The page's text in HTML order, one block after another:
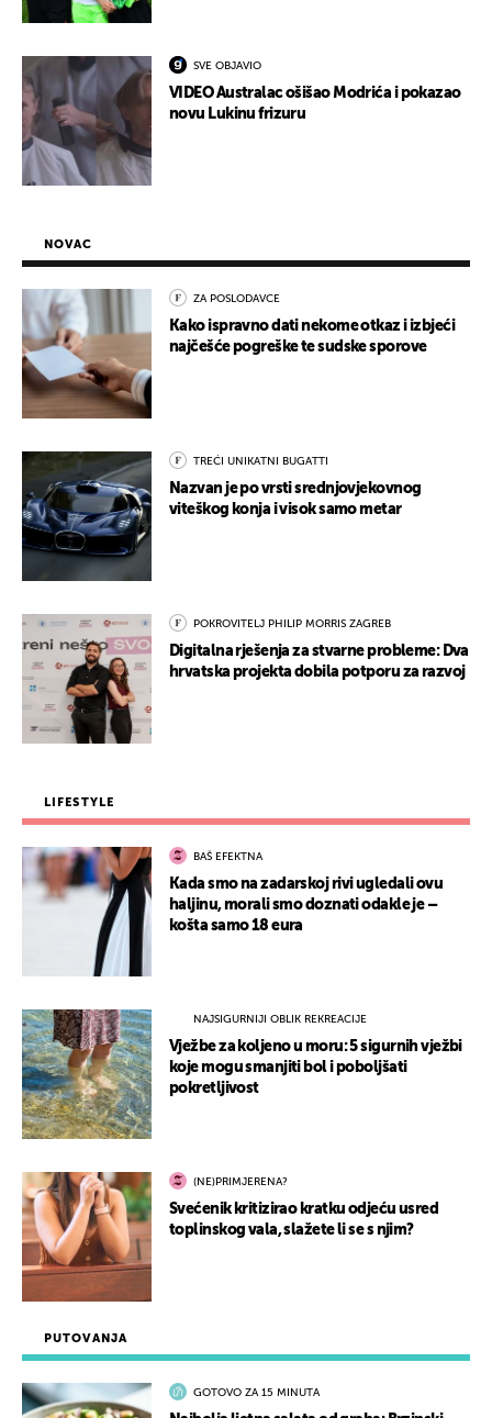
SVE OBJAVIO
VIDEO Australac ošišao Modrića i pokazao
novu Lukinu frizuru
PUTOVANJA
GOTOVO ZA 15 MINUTA
NOVAC
ZA POSLODAVCE
Kako ispravno dati nekome otkaz i izbjeći
najčešće pogreške te sudske sporove
TREĆI UNIKATNI BUGATTI
Nazvan je po vrsti srednjovjekovnog
viteškog konja i visok samo metar
POKROVITELJ PHILIP MORRIS ZAGREB
Digitalna rješenja za stvarne probleme: Dva
hrvatska projekta dobila potporu za razvoj
LIFESTYLE
BAŠ EFEKTNA
Kada smo na zadarskoj rivi ugledali ovu
haljinu, morali smo doznati odakle je –
košta samo 18 eura
NAJSIGURNIJI OBLIK REKREACIJE
Vježbe za koljeno u moru: 5 sigurnih vježbi
koje mogu smanjiti bol i poboljšati
pokretljivost
(NE)PRIMJERENA?
Svećenik kritizirao kratku odjeću usred
toplinskog vala, slažete li se s njim?